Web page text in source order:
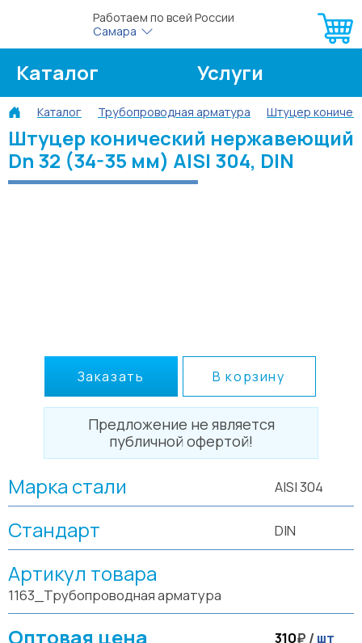
Работаем по всей России
Самара
Каталог
Услуги
О компании
Об оплате
Блог
Контакты
Каталог Трубопроводная арматура Штуцер
Штуцер конический нержавеющий
Dn 32 (34-35 мм) AISI 304, DIN
Заказать В корзину
Предложение не является
публичной офертой!
Марка стали AISI 304
Стандарт DIN
Артикул товара
1163_Трубопроводная арматура
Оптовая цена 310₽ /шт